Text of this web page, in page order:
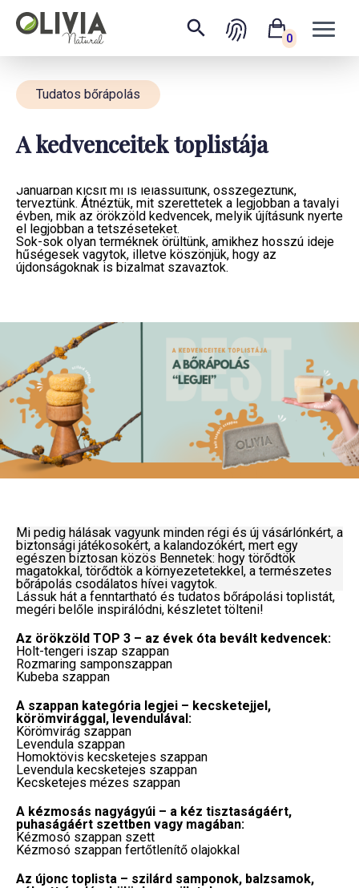
0
Tudatos bőrápolás
A kedvenceitek toplistája
Januárban kicsit mi is lelassultunk, összegeztünk,
terveztünk. Átnéztük, mit szerettetek a legjobban a tavalyi
évben, mik az örökzöld kedvencek, melyik újításunk nyerte
el legjobban a tetszéseteket.
Sok-sok olyan terméknek örültünk, amikhez hosszú ideje
hűségesek vagytok, illetve köszönjük, hogy az
újdonságoknak is bizalmat szavaztok.
Mi pedig hálásak vagyunk minden régi és új vásárlónkért, a
biztonsági játékosokért, a kalandozókért, mert egy
egészen biztosan közös Bennetek: hogy törődtök
magatokkal, törődtök a környezetetekkel, a természetes
bőrápolás csodálatos hívei vagytok.
Lássuk hát a fenntartható és tudatos bőrápolási toplistát,
megéri belőle inspirálódni, készletet tölteni!
Az örökzöld TOP 3 – az évek óta bevált kedvencek:
Holt-tengeri iszap szappan
Rozmaring samponszappan
Kubeba szappan
A szappan kategória legjei – kecsketejjel,
körömvirággal, levendulával:
Körömvirág szappan
Levendula szappan
Homoktövis kecsketejes szappan
Levendula kecsketejes szappan
Kecsketejes mézes szappan
A kézmosás nagyágyúi – a kéz tisztaságáért,
puhaságáért szettben vagy magában:
Kézmosó szappan szett
Kézmosó szappan fertőtlenítő olajokkal
Az újonc toplista – szilárd samponok, balzsamok,